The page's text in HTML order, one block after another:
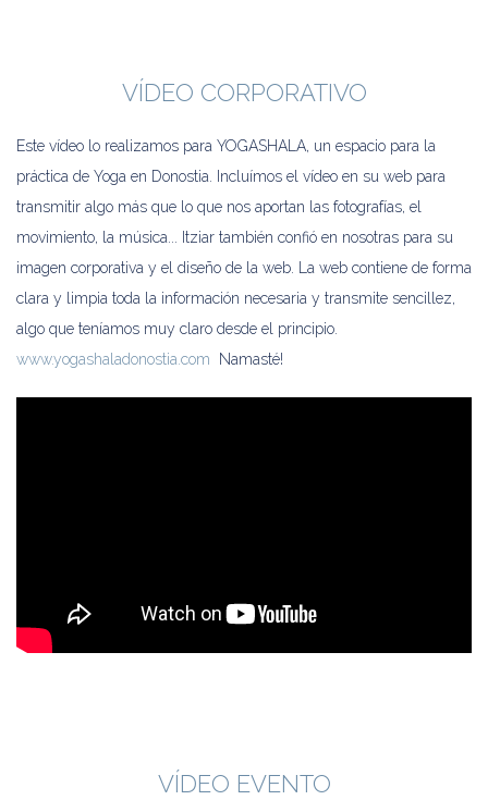
VÍDEO CORPORATIVO
Este vídeo lo realizamos para YOGASHALA, un espacio para la
práctica de Yoga en Donostia. Incluímos el vídeo en su web para
transmitir algo más que lo que nos aportan las fotografías, el
movimiento, la música... Itziar también confió en nosotras para su
imagen corporativa y el diseño de la web. La web contiene de forma
clara y limpia toda la información necesaria y transmite sencillez,
algo que teníamos muy claro desde el principio.
www.yogashaladonostia.com Namasté!
VÍDEO EVENTO